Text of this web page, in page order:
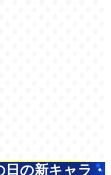
日の新キャラ・